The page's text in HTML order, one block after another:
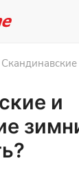
и